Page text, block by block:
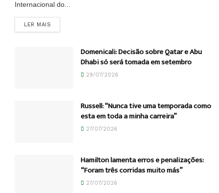
Internacional do...
LER MAIS
Domenicali: Decisão sobre Qatar e Abu
Dhabi só será tomada em setembro
29/07/2026
Russell: “Nunca tive uma temporada como
esta em toda a minha carreira”
27/07/2026
Hamilton lamenta erros e penalizações:
“Foram três corridas muito más”
27/07/2026